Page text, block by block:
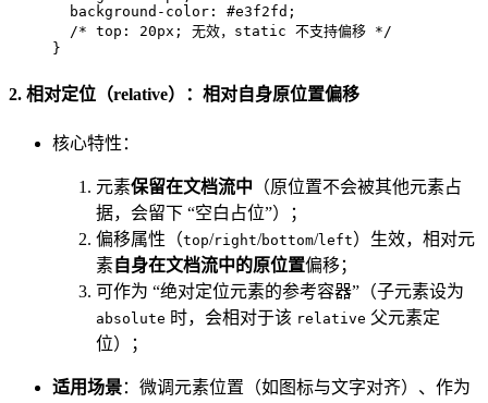
background-color : #e3f2fd ;
/* top: 20px; 无效，static 不支持偏移 */
}
2. 相对定位（relative）：相对自身原位置偏移
核心特性：
元素保留在文档流中 （原位置不会被其他元素占
据，会留下 “空白占位”）；
偏移属性（top/right/bottom/left）生效，相对元
素自身在文档流中的原位置偏移；
可作为 “绝对定位元素的参考容器”（子元素设为
absolute 时，会相对于该 relative 父元素定
位）；
适用场景：微调元素位置（如图标与文字对齐）、作为